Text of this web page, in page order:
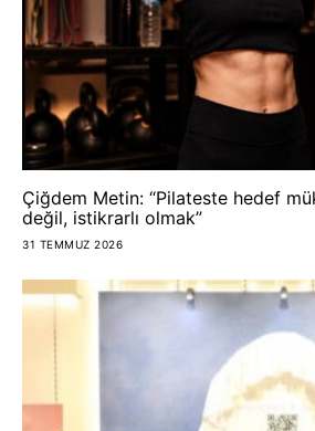
Çiğdem Metin: “Pilateste hedef
değil, istikrarlı olmak”
31 TEMMUZ 2026